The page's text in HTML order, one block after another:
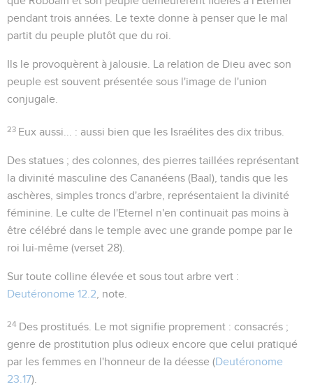
pendant trois années. Le texte donne à penser que le mal
partit du peuple plutôt que du roi.
Ils le provoquèrent à jalousie . La relation de Dieu avec son
peuple est souvent présentée sous l'image de l'union
conjugale.
23 Eux aussi... : aussi bien que les Israélites des dix tribus.
Des statues ; des colonnes, des pierres taillées représentant
la divinité masculine des Cananéens (Baal), tandis que les
aschères , simples troncs d'arbre, représentaient la divinité
féminine. Le culte de l'Eternel n'en continuait pas moins à
être célébré dans le temple avec une grande pompe par le
roi lui-même (verset 28).
Sur toute colline élevée et sous tout arbre vert :
Deutéronome 12.2 , note.
24 Des prostitués . Le mot signifie proprement : consacrés ;
genre de prostitution plus odieux encore que celui pratiqué
par les femmes en l'honneur de la déesse (Deutéronome
23.17).